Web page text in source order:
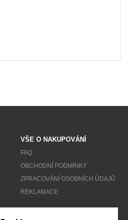
VŠE O NAKUPOVÁNÍ
FAQ
OBCHODNÍ PODMÍNKY
ZPRACOVÁNÍ OSOBNÍCH ÚDAJŮ
REKLAMACE